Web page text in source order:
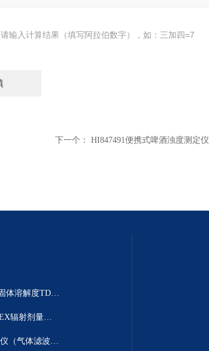
请输入计算结果（填写阿拉伯数字），如：三加四=7
下一个： HI847491便携式啤酒浊度测定仪
HI98301/HI98302笔式总固体溶解度TDS测定仪
AT1123白俄罗斯ATOMTEX辐射剂量测量仪
TH-2004型一氧化碳分析仪（气体滤波相关红外吸收法）